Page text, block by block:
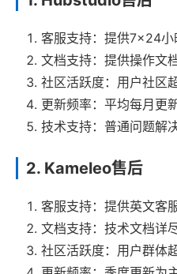
客服支持：提供7×24小
文档支持：提供操作文
社区活跃度：用户社区
更新频率：平均每月更
技术支持：普通问题解
2. Kameleo售后
客服支持：提供英文客
文档支持：技术文档详
社区活跃度：用户群体